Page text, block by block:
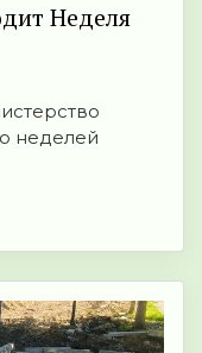
Неделя
неделей